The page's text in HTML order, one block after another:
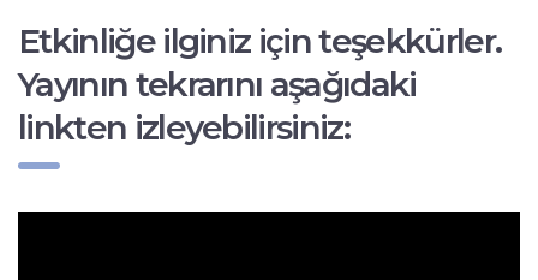
Etkinliğe ilginiz için teşekkürler.
Yayının tekrarını aşağıdaki
linkten izleyebilirsiniz: